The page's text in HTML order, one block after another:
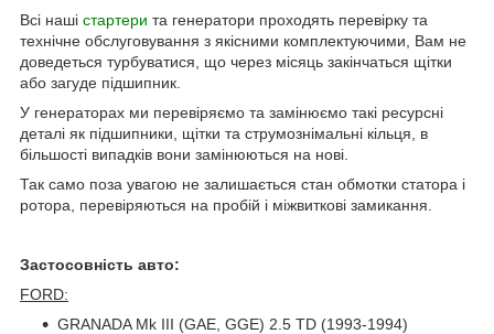
Всі наші стартери та генератори проходять перевірку та
технічне обслуговування з якісними комплектуючими, Вам не
доведеться турбуватися, що через місяць закінчаться щітки
або загуде підшипник.
У генераторах ми перевіряємо та замінюємо такі ресурсні
деталі як підшипники, щітки та струмознімальні кільця, в
більшості випадків вони замінюються на нові.
Так само поза увагою не залишається стан обмотки статора і
ротора, перевіряються на пробій і міжвиткові замикання.
Застосовність авто:
FORD:
GRANADA Mk III (GAE, GGE) 2.5 TD (1993-1994)